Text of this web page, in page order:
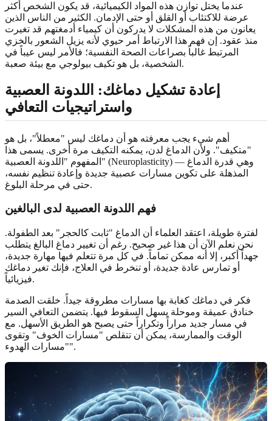
عندما يختل توازن هذه المواد الكيميائية، قد يكون الشخص أكثر
عرضة للاكتئاب أو القلق أو حتى الإدمان. الكثير من الناس الذين
يعانون من هذه المشكلات لا يدركون أن كيمياء أدمغتهم قد تغيرت
منذ عقود. إن فهم هذا الارتباط أمر حيوي لأنه يزيل الشعور بالخزي
المرتبط غالباً بصراعات الصحة النفسية؛ فالأمر ليس عيباً في
الشخصية، بل هو تكيف بيولوجي مع بيئة صعبة.
إعادة تشكيل دماغك: اللدونة العصبية
واستراتيجيات التعافي
أهم شيء يجب معرفته هو أن دماغك ليس "معطلاً"، بل هو
"متكيف". ولأن الدماغ لدن، يمكنه التكيف مرة أخرى. يسمى هذا
المفهوم "اللدونة العصبية" (Neuroplasticity) — وهي قدرة الدماغ
المذهلة على تكوين مسارات عصبية جديدة وإعادة تنظيم نفسه،
حتى في مرحلة البلوغ.
فهم اللدونة العصبية لدى البالغين
لفترة طويلة، اعتقد العلماء أن الدماغ "ثابت كالحجر" بعد الطفولة.
نحن نعلم الآن أن هذا غير صحيح. رغم أن تغيير دماغ البالغ يتطلب
جهداً أكبر، إلا أنه ممكن تماماً. في كل مرة تتعلم فيها مهارة جديدة،
أو تمارس عادة جديدة، أو تنخرط في العلاج، فإنك تغير دماغك
فيزيائياً.
فكر في دماغك كغابة بها مسارات مطروقة جيداً. خلقت الصدمة
خنادق عميقة وموحلة يسهل السقوط فيها. يتضمن التعافي السير
في مسار جديد مراراً وتكراراً حتى يصبح هو الطريق الأسهل. مع
الوقت والممارسة، يمكن أن تتقلص "مسارات الخوف" وتقوى
"مسارات الهدوء".